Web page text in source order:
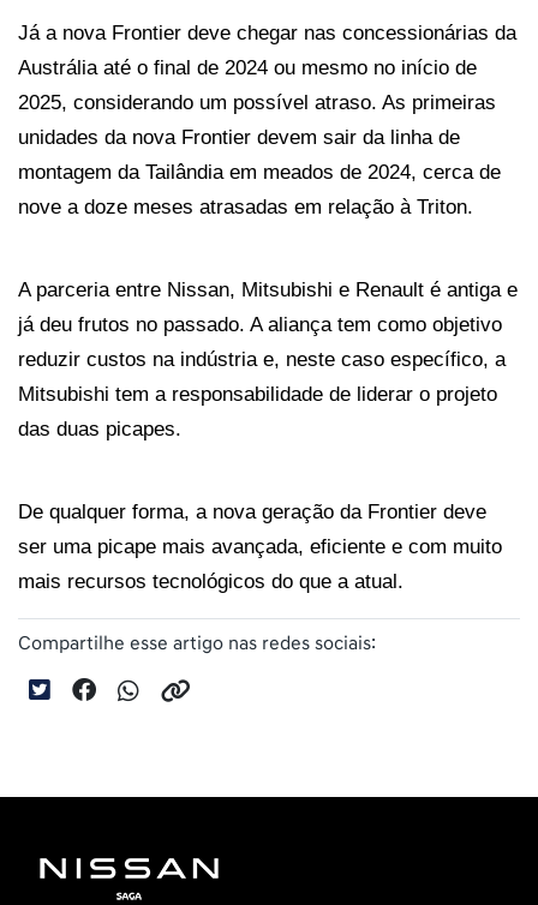
Já a nova Frontier deve chegar nas concessionárias da
Austrália até o final de 2024 ou mesmo no início de
2025, considerando um possível atraso. As primeiras
unidades da nova Frontier devem sair da linha de
montagem da Tailândia em meados de 2024, cerca de
nove a doze meses atrasadas em relação à Triton.
A parceria entre Nissan, Mitsubishi e Renault é antiga e
já deu frutos no passado. A aliança tem como objetivo
reduzir custos na indústria e, neste caso específico, a
Mitsubishi tem a responsabilidade de liderar o projeto
das duas picapes.
De qualquer forma, a nova geração da Frontier deve
ser uma picape mais avançada, eficiente e com muito
mais recursos tecnológicos do que a atual.
Compartilhe esse artigo nas redes sociais: